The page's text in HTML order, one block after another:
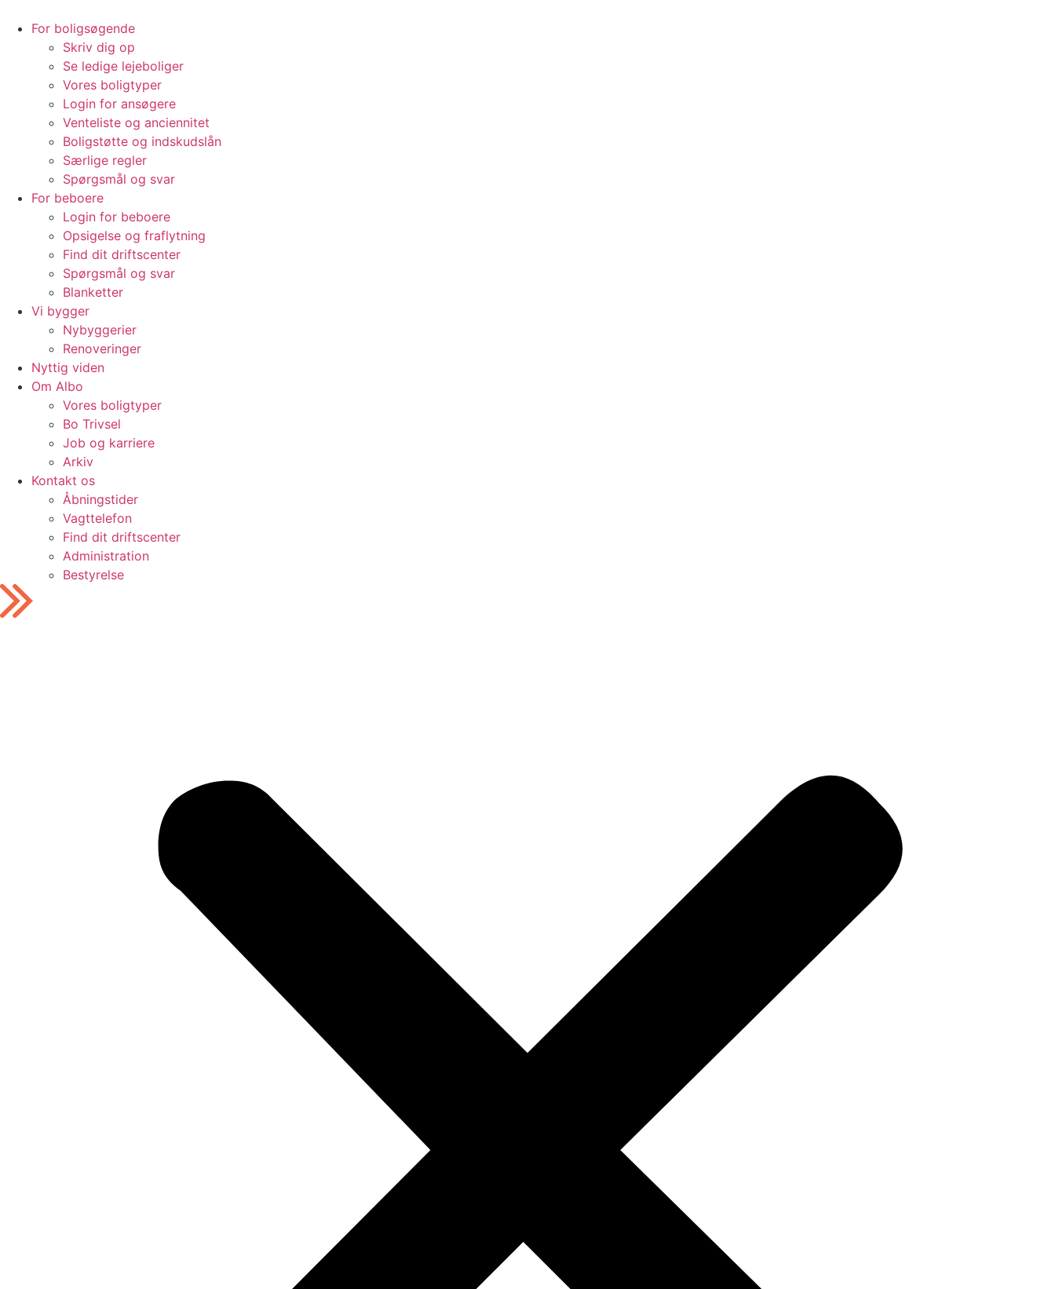
For boligsøgende
Skriv dig op
Se ledige lejeboliger
Vores boligtyper
Login for ansøgere
Venteliste og anciennitet
Boligstøtte og indskudslån
Særlige regler
Spørgsmål og svar
For beboere
Login for beboere
Opsigelse og fraflytning
Find dit driftscenter
Spørgsmål og svar
Blanketter
Vi bygger
Nybyggerier
Renoveringer
Nyttig viden
Om Albo
Vores boligtyper
Bo Trivsel
Job og karriere
Arkiv
Kontakt os
Åbningstider
Vagttelefon
Find dit driftscenter
Administration
Bestyrelse